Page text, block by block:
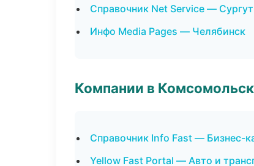
Справочник Net Service — Сургут
Инфо Media Pages — Челябинск
Компании в
Справочник Info Fast — Бизнес-
Yellow Fast Portal — Авто и